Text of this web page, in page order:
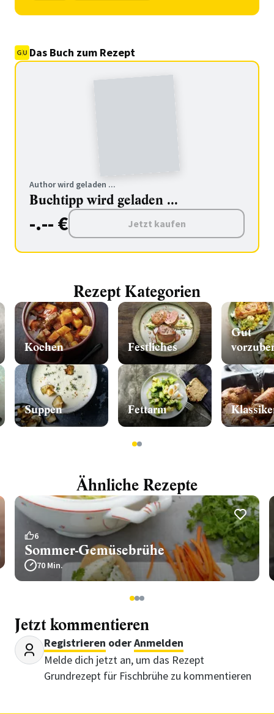
Das Buch zum Rezept
Author wird geladen ...
Buchtipp wird geladen ...
-.-- € Jetzt kaufen
Rezept Kategorien
Kochen
Suppen
Festliches
Fettarm
Gut
12
Ähnliche Rezepte
6
Sommer-Gemüsebrühe
70 Min.
123
Jetzt kommentieren
Registrieren oderAnmelden
Melde dich jetzt an, um das Rezept
Grundrezept für Fischbrühe zu kommentieren